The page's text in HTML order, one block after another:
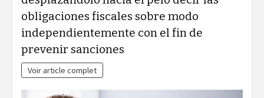
obligaciones fiscales sobre modo
independientemente con el fin de
prevenir sanciones
Voir article complet